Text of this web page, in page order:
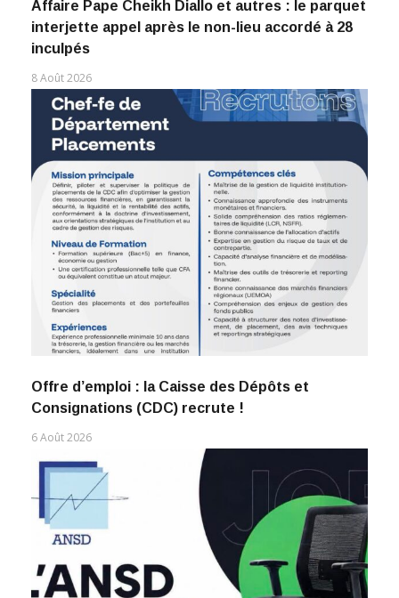
Affaire Pape Cheikh Diallo et autres : le parquet
interjette appel après le non-lieu accordé à 28
inculpés
8 Août 2026
Offre d’emploi : la Caisse des Dépôts et
Consignations (CDC) recrute !
6 Août 2026